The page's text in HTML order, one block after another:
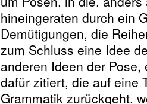
hineingeraten durch ein
Demütigungen, die
zum Schluss eine Idee
anderen Ideen der
dafür zitiert, die auf eine
Grammatik zurückgeht,